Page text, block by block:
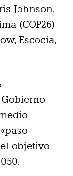
Johnson,
(COP26)
Escocia,
objetivo